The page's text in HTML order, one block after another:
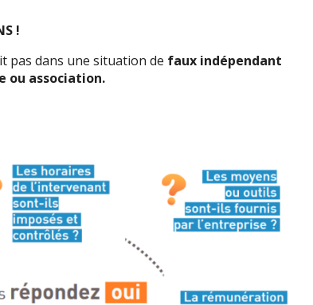
!
pas dans une situation de faux indépendant
ou association.